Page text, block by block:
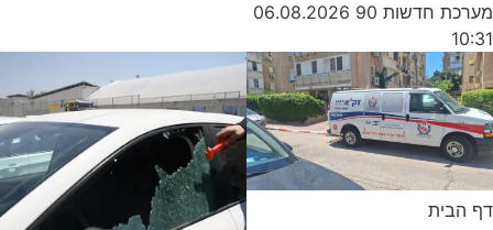
מערכת חדשות 90
06.08.2026
10:31
דף הבית